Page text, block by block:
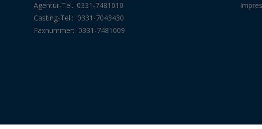
Agentur-Tel.: 0331-7481010
Casting-Tel.: 0331-7043430
Faxnummer: 0331-7481009